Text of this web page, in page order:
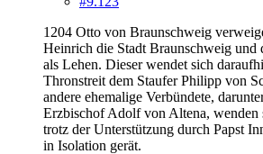
1204 Otto von Braunschweig
Heinrich die Stadt Braunschweig und
als Lehen. Dieser wendet sich
Thronstreit dem Staufer Philipp von
andere ehemalige Verbündete,
Erzbischof Adolf von Altena, wenden
trotz der Unterstützung durch Papst
in Isolation gerät.